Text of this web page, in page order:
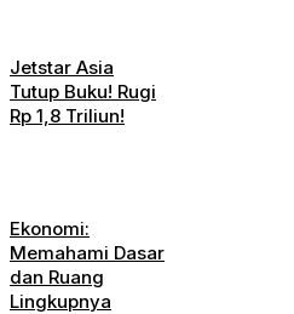
Jetstar Asia
Tutup Buku! Rugi
Rp 1,8 Triliun!
Ekonomi:
Memahami Dasar
dan Ruang
Lingkupnya